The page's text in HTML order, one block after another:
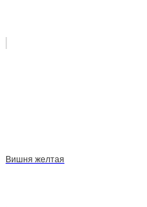
Вишня желтая